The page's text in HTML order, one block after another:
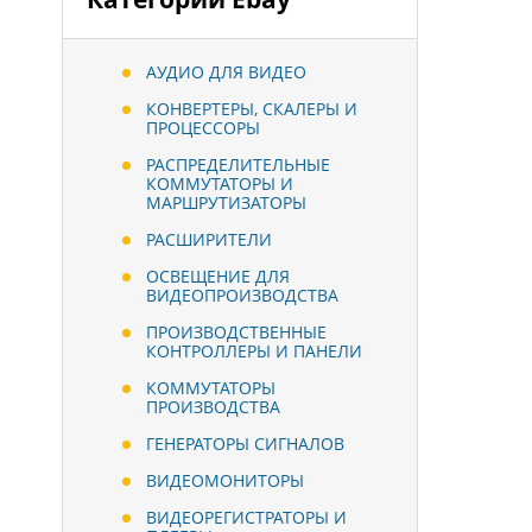
АУДИО ДЛЯ ВИДЕО
КОНВЕРТЕРЫ, СКАЛЕРЫ И
ПРОЦЕССОРЫ
РАСПРЕДЕЛИТЕЛЬНЫЕ
КОММУТАТОРЫ И
МАРШРУТИЗАТОРЫ
РАСШИРИТЕЛИ
ОСВЕЩЕНИЕ ДЛЯ
ВИДЕОПРОИЗВОДСТВА
ПРОИЗВОДСТВЕННЫЕ
КОНТРОЛЛЕРЫ И ПАНЕЛИ
КОММУТАТОРЫ
ПРОИЗВОДСТВА
ГЕНЕРАТОРЫ СИГНАЛОВ
ВИДЕОМОНИТОРЫ
ВИДЕОРЕГИСТРАТОРЫ И